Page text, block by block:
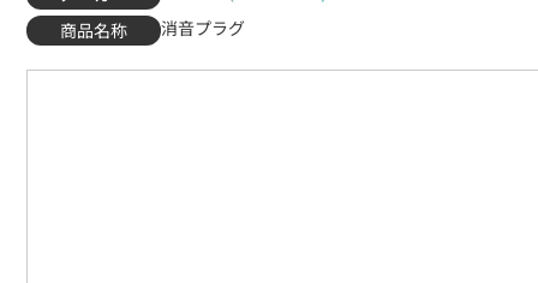
商品名称
消音プラグ